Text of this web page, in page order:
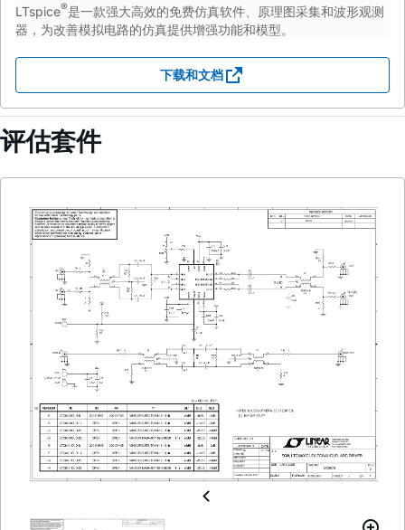
LTspice®是一款强大高效的免费仿真软件、原理图采集和波形观测
器，为改善模拟电路的仿真提供增强功能和模型。
下载和文档
评估套件